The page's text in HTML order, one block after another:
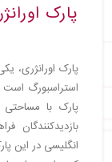
پارک
پارک اورانژری،
بازدیدکنندگان
انگلیسی در این